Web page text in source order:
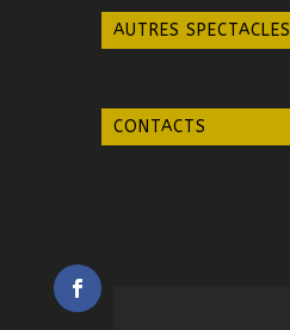
AUTRES SPECTACLES
CONTACTS